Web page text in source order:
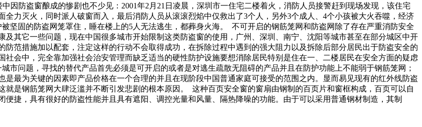
因防盗窗酿成的惨剧也不少见：2001年2月21日凌晨，深圳市一住宅二楼着火，消防人员接警赶到现场发现，该住宅
力灭火，同时派人破窗而入，最后消防人员从滚滚烈焰中仅救出了3个人，另外3个成人、4个小孩被大火吞噬，经济
坚固的防盗网笼罩住，睡在楼上的5人无法逃生，都葬身火海。 不可开启的钢筋笼网和防盗网除了存在严重消防安全
其它一些问题，现在中国很多城市开始限制这类防盗窗的使用，广州、深圳、南宁、沈阳等城市甚至在部分城区中开
范措施加以配套，注定这样的行动不会取得成功，在拆除过程中遇到的强大阻力以及拆除后部分居民出于防盗安全的
会中，完全靠加强社会治安管理而缺乏适当的硬性防护设施要想消除居民特别是住在一、二楼居民在安全方面的疑虑
市问题，寻找的替代产品首先必须是可开启的或者是对逃生疏散无阻碍的产品并且在防护功能上不能弱于钢筋笼网；
最为关键的因素即产品价格在一个合理的并且在现阶段中国普通家庭可接受的范围之内。显而易见现有的红外线防盗
是钢筋笼网大肆泛滥并不断引发悲剧的根本原因。 这种百页安全窗的窗扇由钢制的百页片和窗框构成，百页可以自
捷，具有很好的防盗性能并且具有遮阳、调控光量和风量、隔热降噪的功能。由于可以采用普通钢材制造，其制